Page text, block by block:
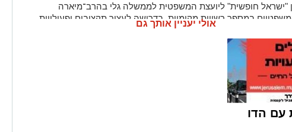
"ישראל חופשית" ליועצת המשפטית לממשלה גלי בהרב־מיארה
במספר רשויות מקומיות, בדרישה לעצור תקציבים ופעילויות
לבני ישיבות במהלך תקופת בין הזמנים
צפו באלפים משתכשכים בפתרון המפתיע והמרענן של הקיץ
אולי יעניין אותך גם
עם הדו